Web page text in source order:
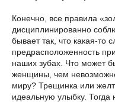
Конечно, все правила
дисциплинированно
бывает так, что какая-то
предрасположенность
наших зубах. Что может
женщины, чем
миру? Трещинка или
идеальную улыбку.